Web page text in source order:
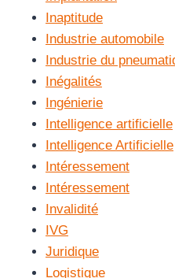
Inaptitude
Industrie automobile
Industrie du
Inégalités
Ingénierie
Intelligence artificielle
Intelligence Artificielle
Intéressement
Intéressement
Invalidité
IVG
Juridique
Logistique